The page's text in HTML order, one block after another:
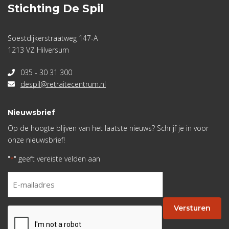
Stichting De Spil
Soestdijkerstraatweg 147-A
1213 VZ Hilversum
035 - 30 31 300
despil@retraitecentrum.nl
Nieuwsbrief
Op de hoogte blijven van het laatste nieuws? Schrijf je in voor
onze nieuwsbrief!
"*" geeft vereiste velden aan
* Versturen